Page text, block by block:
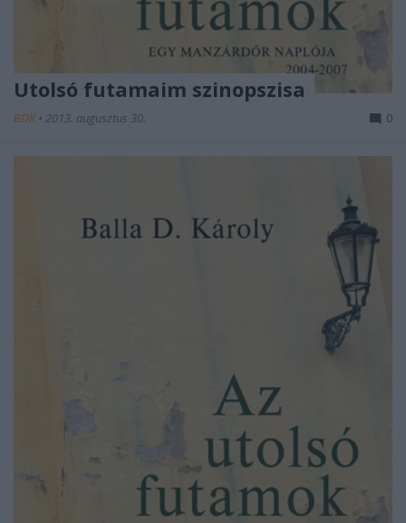
Utolsó futamaim szinopszisa
BDK • 2013. augusztus 30. 0